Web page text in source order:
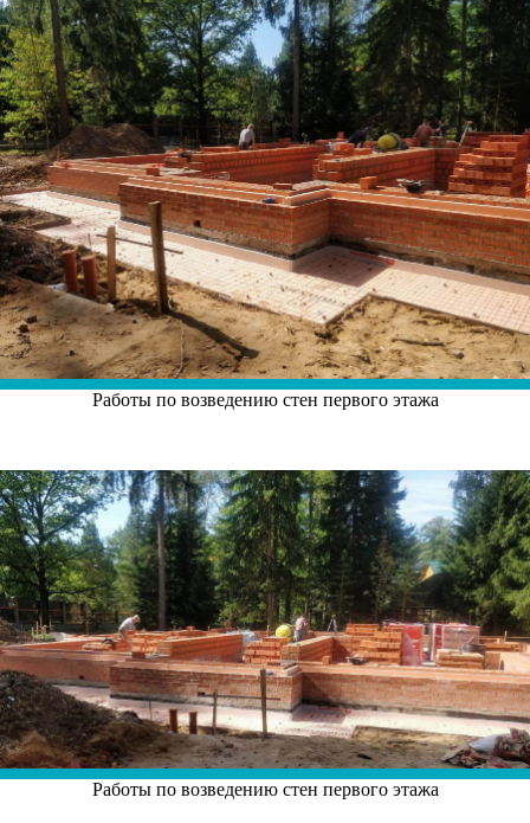
Работы по возведению стен первого этажа
Работы по возведению стен первого этажа